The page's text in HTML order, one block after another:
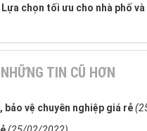
chọn tối ưu cho nhà phố và
NHỮNG TIN CŨ HƠN
vệ chuyên nghiệp giá rẻ